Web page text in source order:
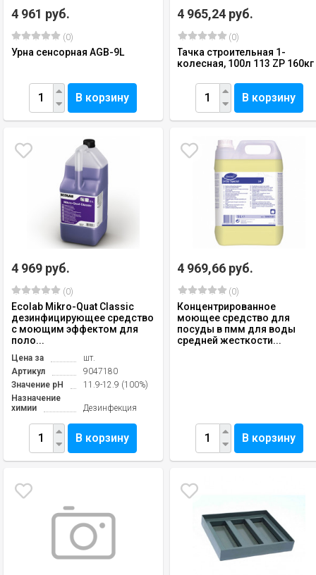
4 961 руб.
(0)
Урна сенсорная AGB-9L
В корзину
4 965,24 руб.
(0)
Тачка строительная 1-
колесная, 100л 113 ZP 160кг
В корзину
4 969 руб.
(0)
Ecolab Mikro-Quat Classic
дезинфицирующее средство
с моющим эффектом для
поло...
Цена за
шт.
Артикул
9047180
Значение pH
11.9-12.9 (100%)
Назначение
химии
Дезинфекция
В корзину
4 969,66 руб.
(0)
Концентрированное
моющее средство для
посуды в пмм для воды
средней жесткости...
В корзину